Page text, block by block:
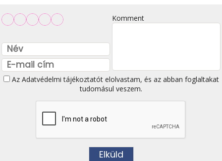
Komment
Az Adatvédelmi tájékoztatótelolvastam, és az abban foglaltakat
tudomásul veszem.